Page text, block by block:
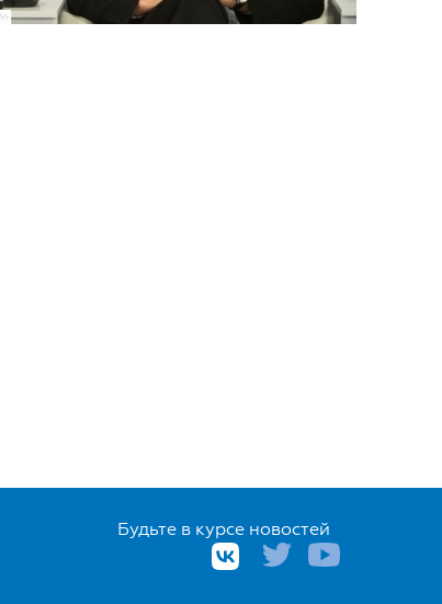
Будьте в курсе новостей